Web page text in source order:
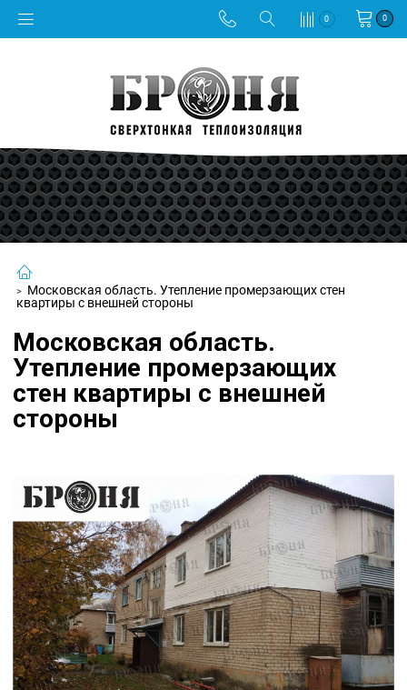
0 0
Московская область. Утепление промерзающих стен
квартиры с внешней стороны
Московская область.
Утепление промерзающих
стен квартиры с внешней
стороны